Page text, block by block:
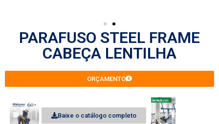
PARAFUSO STEEL FRAME
CABEÇA LENTILHA
ORÇAMENTO
Baixe o catálogo completo